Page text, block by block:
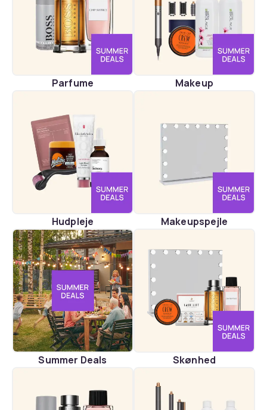
Parfume Makeup
Hudpleje Makeupspejle
Summer Deals Skønhed